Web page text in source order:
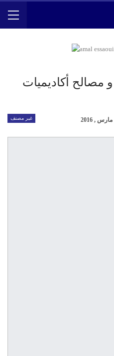
مصالح أكاديميات
غير مصنف